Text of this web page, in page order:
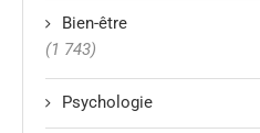
Bien-être
(1 743)
Psychologie